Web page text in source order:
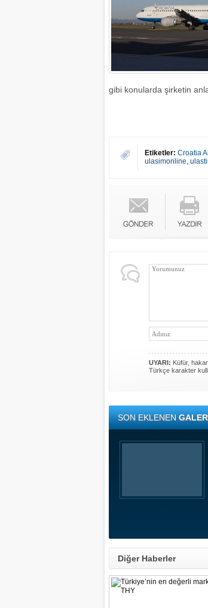
gibi konularda şirketin
Etiketler: Croatia
ulasimonline,
UYARI: Küfür,
Türkçe karakter
SON EKLENEN
Diğer Haberler